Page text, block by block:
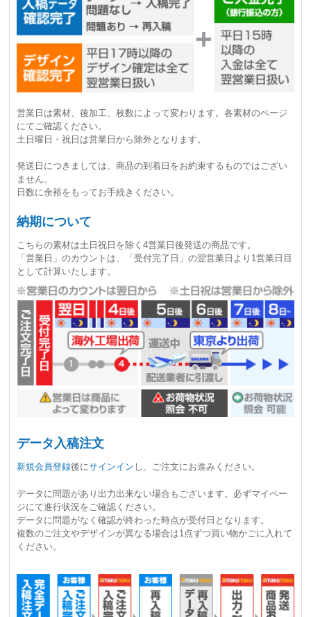
営業日は素材、後加工、枚数によって変わります。各素材のページ
にてご確認ください。
土日曜日・祝日は営業日から除外となります。
発送日につきましては、商品の到着日をお約束するものではござい
ません。
日数に余裕をもってお手続きください。
納期について
こちらの素材は土日祝日を除く4営業日後発送の商品です。
「営業日」のカウントは、「受付完了日」の翌営業日より1営業日目
として計算いたします。
データ入稿注文
新規会員登録後にサインイン し、ご注文にお進みください。
データに問題があり出力出来ない場合もございます。必ずマイペー
ジにて進行状況をご確認ください。
データに問題がなく確認が終わった時点が受付日 となります。
複数のご注文やデザインが異なる場合は1点ずつ買い物かごに入れて
ください。